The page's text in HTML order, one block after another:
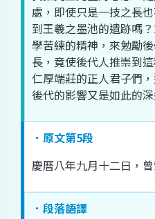
處 ， 即使只是一技之長也
到王羲之墨池的遺跡嗎？
學苦練的精神 ， 來勉勵
長 ， 竟使後代人推崇到這
仁厚端莊的正人君子們 ，
後代的影響又是如此的
．原文第5段
慶曆八年九月十二日 ，
．段落語譯